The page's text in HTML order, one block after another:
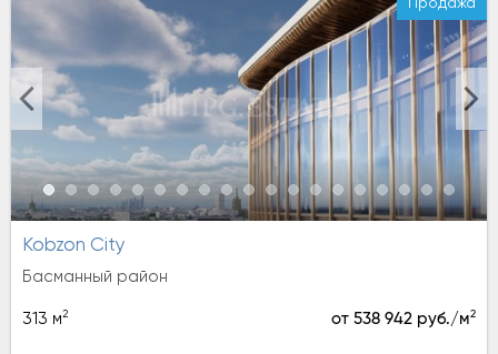
Продажа
Kobzon City
Басманный район
313 м2 от 538 942 руб./м2